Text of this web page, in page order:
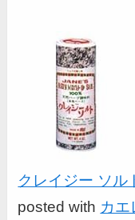
クレイジー ソル
posted with カエ